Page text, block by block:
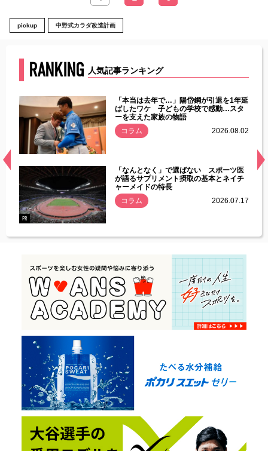
pickup 中野式カラダ改造計画
RANKING 人気記事ランキング
常
「本当は去年で…」陽岱鋼が引退を1年延
ばしたワケ 子どもの学校で感動…スタ
ーを支えた家族の物語
コラム
2026.08.02
PR
「なんとなく」で選ばない スポーツ医
が語るサプリメント摂取の基本とネイチ
ャーメイドの特長
コラム
2026.07.17